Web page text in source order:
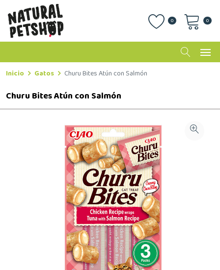
0 0
Inicio Gatos Churu Bites Atún con Salmón
Churu Bites Atún con Salmón